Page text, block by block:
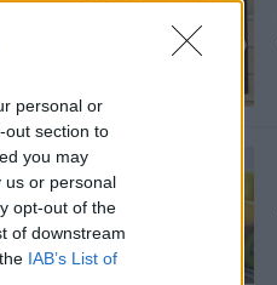
personal or
out section to
you may
us or personal
opt-out of the
of downstream
IAB’s List of